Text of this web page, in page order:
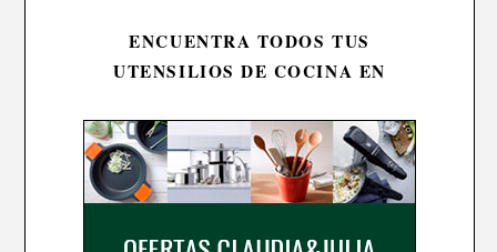
ENCUENTRA TODOS TUS
UTENSILIOS DE COCINA EN